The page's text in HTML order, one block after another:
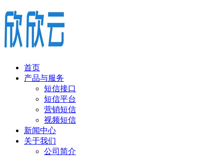
首页
产品与服务
短信接口
短信平台
营销短信
视频短信
新闻中心
关于我们
公司简介